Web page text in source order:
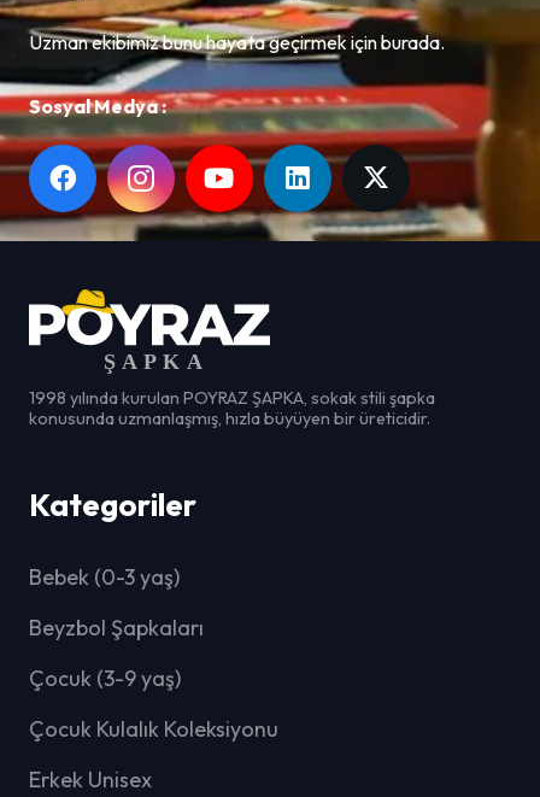
Uzman ekibimiz bunu hayata geçirmek için burada.
Sosyal Medya :
1998 yılında kurulan POYRAZ ŞAPKA, sokak stili şapka
konusunda uzmanlaşmış, hızla büyüyen bir üreticidir.
Kategoriler
Bebek (0-3 yaş)
Beyzbol Şapkaları
Çocuk (3-9 yaş)
Çocuk Kulalık Koleksiyonu
Erkek Unisex